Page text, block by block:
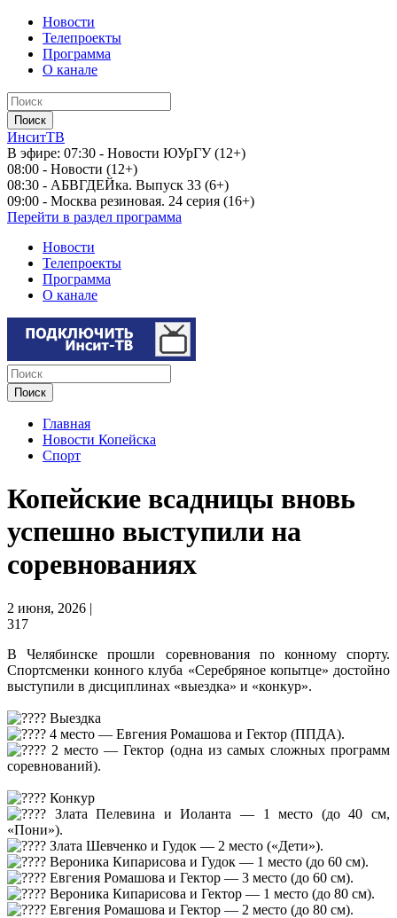
Новости
Телепроекты
Программа
О канале
ИнситТВ
В эфире: 07:30 - Новости ЮУрГУ (12+)
08:00 - Новости (12+)
08:30 - АБВГДЕЙка. Выпуск 33 (6+)
09:00 - Москва резиновая. 24 серия (16+)
Перейти в раздел программа
Новости
Телепроекты
Программа
О канале
Главная
Новости Копейска
Спорт
Копейские всадницы вновь
успешно выступили на
соревнованиях
2 июня, 2026 |
317
В Челябинске прошли соревнования по конному спорту.
Спортсменки конного клуба «Серебряное копытце» достойно
выступили в дисциплинах «выездка» и «конкур».
Выездка
4 место — Евгения Ромашова и Гектор (ППДА).
2 место — Гектор (одна из самых сложных программ
соревнований).
Конкур
Злата Пелевина и Иоланта — 1 место (до 40 см,
«Пони»).
Злата Шевченко и Гудок — 2 место («Дети»).
Вероника Кипарисова и Гудок — 1 место (до 60 см).
Евгения Ромашова и Гектор — 3 место (до 60 см).
Вероника Кипарисова и Гектор — 1 место (до 80 см).
Евгения Ромашова и Гектор — 2 место (до 80 см).